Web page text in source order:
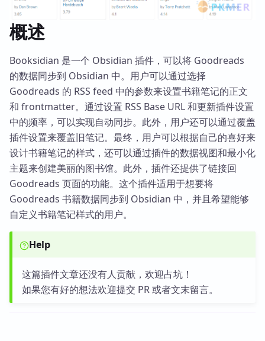
概述
Booksidian 是一个 Obsidian 插件，可以将 Goodreads
的数据同步到 Obsidian 中。用户可以通过选择
Goodreads 的 RSS feed 中的参数来设置书籍笔记的正文
和 frontmatter。通过设置 RSS Base URL 和更新插件设置
中的频率，可以实现自动同步。此外，用户还可以通过覆盖
插件设置来覆盖旧笔记。最终，用户可以根据自己的喜好来
设计书籍笔记的样式，还可以通过插件的数据视图和最小化
主题来创建美丽的图书馆。此外，插件还提供了链接回
Goodreads 页面的功能。这个插件适用于想要将
Goodreads 书籍数据同步到 Obsidian 中，并且希望能够
自定义书籍笔记样式的用户。
Help
这篇插件文章还没有人贡献，欢迎占坑！
如果您有好的想法欢迎提交 PR 或者文末留言。